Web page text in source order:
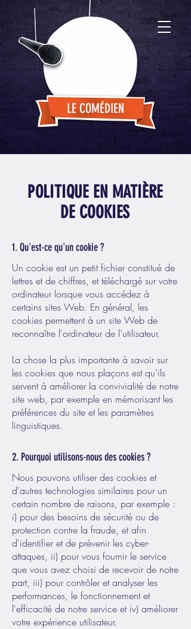
LE COMÉDIEN
POLITIQUE EN MATIÈRE
DE COOKIES
1. Qu'est-ce qu'un cookie ?
Un cookie est un petit fichier constitué de
lettres et de chiffres, et téléchargé sur votre
ordinateur lorsque vous accédez à
certains sites Web. En général, les
cookies permettent à un site Web de
reconnaître l'ordinateur de l’utilisateur.
La chose la plus importante à savoir sur
les cookies que nous plaçons est qu'ils
servent à améliorer la convivialité de notre
site web, par exemple en mémorisant les
préférences du site et les paramètres
linguistiques.
2. Pourquoi utilisons-nous des cookies ?
Nous pouvons utiliser des cookies et
d'autres technologies similaires pour un
certain nombre de raisons, par exemple :
i) pour des besoins de sécurité ou de
protection contre la fraude, et afin
d'identifier et de prévenir les cyber-
attaques, ii) pour vous fournir le service
que vous avez choisi de recevoir de notre
part, iii) pour contrôler et analyser les
performances, le fonctionnement et
l'efficacité de notre service et iv) améliorer
votre expérience utilisateur.